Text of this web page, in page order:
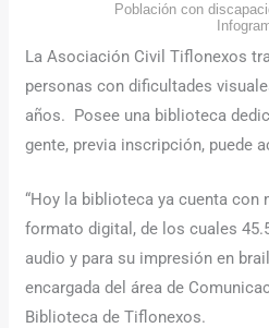
Población con
La Asociación Civil Tiflonexos
personas con dificultades
años. Posee una biblioteca
gente, previa inscripción, puede
“Hoy la biblioteca ya cuenta con
formato digital, de los cuales
audio y para su impresión en
encargada del área de
Biblioteca de Tiflonexos.